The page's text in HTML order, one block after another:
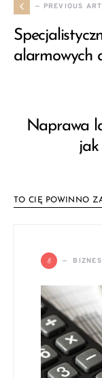
— PREVIOUS
alarmowych
Naprawa
TO CIĘ POWINNO
B